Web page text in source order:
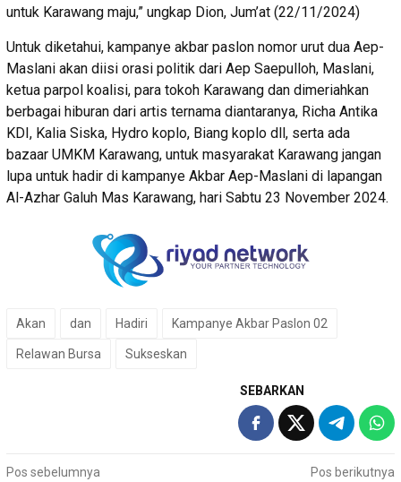
untuk Karawang maju,” ungkap Dion, Jum’at (22/11/2024)
Untuk diketahui, kampanye akbar paslon nomor urut dua Aep-
Maslani akan diisi orasi politik dari Aep Saepulloh, Maslani,
ketua parpol koalisi, para tokoh Karawang dan dimeriahkan
berbagai hiburan dari artis ternama diantaranya, Richa Antika
KDI, Kalia Siska, Hydro koplo, Biang koplo dll, serta ada
bazaar UMKM Karawang, untuk masyarakat Karawang jangan
lupa untuk hadir di kampanye Akbar Aep-Maslani di lapangan
Al-Azhar Galuh Mas Karawang, hari Sabtu 23 November 2024.
Akan dan Hadiri Kampanye Akbar Paslon 02
Relawan Bursa Sukseskan
SEBARKAN
Navigasi
Pos sebelumnya Pos berikutnya